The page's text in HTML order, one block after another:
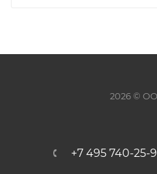
2026 ©
+7 495 740-25-